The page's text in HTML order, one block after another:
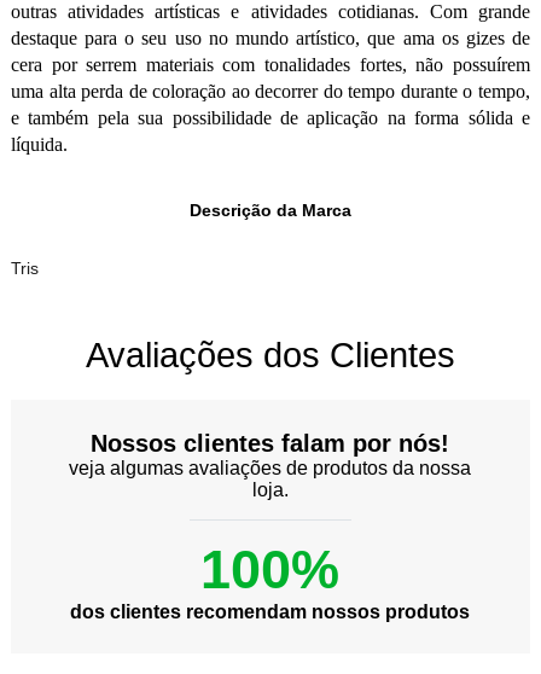
outras atividades artísticas e atividades cotidianas. Com grande
destaque para o seu uso no mundo artístico, que ama os gizes de
cera por serrem materiais com tonalidades fortes, não possuírem
uma alta perda de coloração ao decorrer do tempo durante o tempo,
e também pela sua possibilidade de aplicação na forma sólida e
líquida.
Descrição da Marca
Tris
Avaliações dos Clientes
Nossos clientes falam por nós!
veja algumas avaliações de produtos da nossa
loja.
100%
dos clientes recomendam nossos produtos